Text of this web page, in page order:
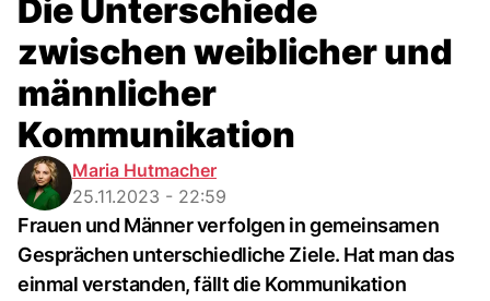
Die Unterschiede
zwischen weiblicher und
männlicher
Kommunikation
Maria Hutmacher
25.11.2023 - 22:59
Frauen und Männer verfolgen in gemeinsamen
Gesprächen unterschiedliche Ziele. Hat man das
einmal verstanden, fällt die Kommunikation